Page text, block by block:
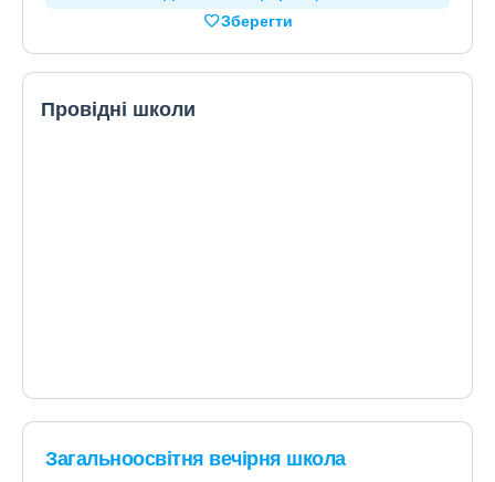
Зберегти
Провідні школи
Загальноосвітня вечірня школа